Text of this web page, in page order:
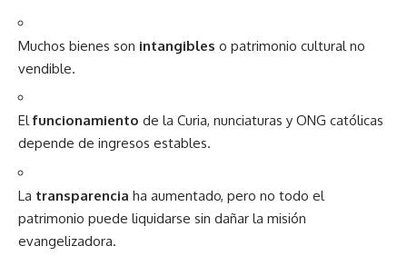
Muchos bienes son intangibles o patrimonio cultural no
vendible.
Elfuncionamiento de la Curia, nunciaturas y ONG católicas
depende de ingresos estables.
La transparencia ha aumentado, pero no todo el
patrimonio puede liquidarse sin dañar la misión
evangelizadora.